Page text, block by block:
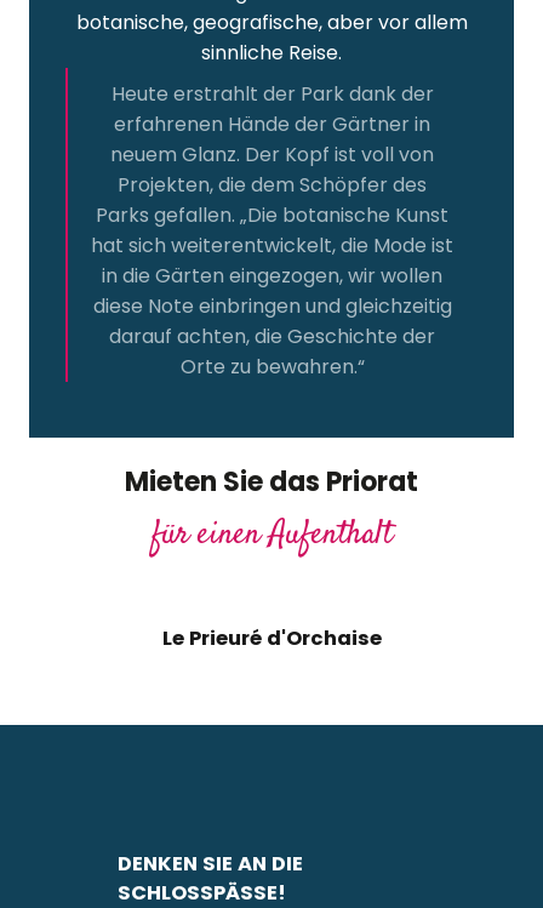
botanische, geografische, aber vor allem
sinnliche Reise.
Heute erstrahlt der Park dank der
erfahrenen Hände der Gärtner in
neuem Glanz. Der Kopf ist voll von
Projekten, die dem Schöpfer des
Parks gefallen. „Die botanische Kunst
hat sich weiterentwickelt, die Mode ist
in die Gärten eingezogen, wir wollen
diese Note einbringen und gleichzeitig
darauf achten, die Geschichte der
Orte zu bewahren.“
Mieten Sie das Priorat
für einen Aufenthalt
Le Prieuré d'Orchaise
DENKEN SIE AN DIE
SCHLOSSPÄSSE!